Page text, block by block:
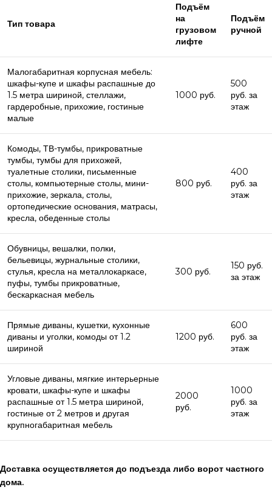
Тип товара
Подъём
на
грузовом
лифте
Подъём
ручной
Малогабаритная корпусная мебель:
шкафы-купе и шкафы распашные до
1.5 метра шириной, стеллажи,
гардеробные, прихожие, гостиные
малые
1000 руб.
500
руб. за
этаж
Комоды, ТВ-тумбы, прикроватные
тумбы, тумбы для прихожей,
туалетные столики, письменные
столы, компьютерные столы, мини-
прихожие, зеркала, столы,
ортопедические основания, матрасы,
кресла, обеденные столы
800 руб.
400
руб. за
этаж
Обувницы, вешалки, полки,
бельевицы, журнальные столики,
стулья, кресла на металлокаркасе,
пуфы, тумбы прикроватные,
бескаркасная мебель
300 руб.
150 руб.
за этаж
Прямые диваны, кушетки, кухонные
диваны и уголки, комоды от 1.2
шириной
1200 руб.
600
руб. за
этаж
Угловые диваны, мягкие интерьерные
кровати, шкафы-купе и шкафы
распашные от 1.5 метра шириной,
гостиные от 2 метров и другая
крупногабаритная мебель
2000
руб.
1000
руб. за
этаж
Доставка осуществляется до подъезда либо ворот частного
дома.